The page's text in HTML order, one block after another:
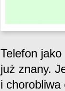
Telefon
już znany.
i